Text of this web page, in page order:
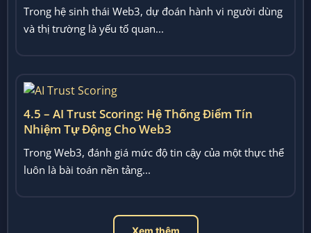
Trong hệ sinh thái Web3, dự đoán hành vi người dùng
và thị trường là yếu tố quan...
4.5 – AI Trust Scoring: Hệ Thống Điểm Tín
Nhiệm Tự Động Cho Web3
Trong Web3, đánh giá mức độ tin cậy của một thực thể
luôn là bài toán nền tảng...
Xem thêm